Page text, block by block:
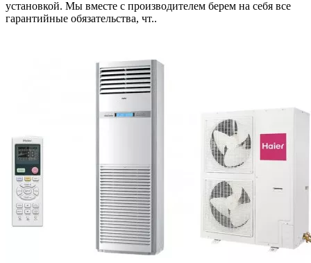
установкой. Мы вместе с производителем берем на себя все
гарантийные обязательства, чт..